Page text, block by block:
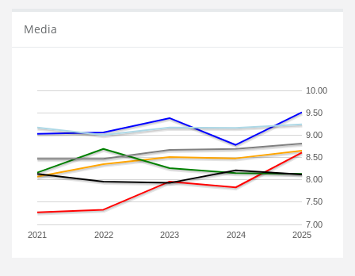
Media
2021 2022 2023 2024 2025
7.00
7.50
8.00
8.50
9.00
9.50
10.00